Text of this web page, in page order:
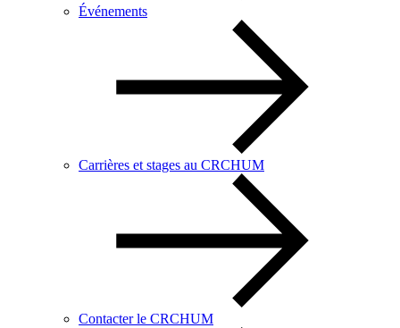
Événements
Carrières et stages au CRCHUM
Contacter le CRCHUM